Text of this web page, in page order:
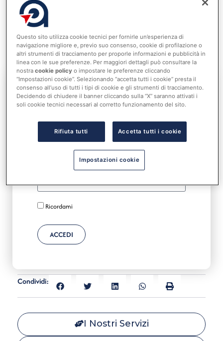
materia di accesso agli atti dei consiglieri
considerando anche il caso di quelli proclamati, ma
non ancora sottoposti alla verifica delle condizioni di
eleggibilità (Parere del 16 ottobre 2024 Dipartimento
per gli affari interni e territoriali).
Accedi al tuo account per
Nome utente o indirizzo email
Ricordami
ACCEDI
Condividi:
I Nostri Servizi
Questo sito utilizza cookie tecnici per fornirle un’esperienza di
navigazione migliore e, previo suo consenso, cookie di profilazione o
altri strumenti di tracciamento per proporle informazioni e pubblicità in
linea con le sue preferenze. Per maggiori dettagli può consultare la
nostracookie policy o impostare le preferenze cliccando
“Impostazioni cookie”. Selezionando “accetta tutti i cookie” presta il
consenso all’uso di tutti i tipi di cookie e gli strumenti di tracciamento.
Decidendo di chiudere il banner cliccando sulla “X” saranno attivati i
soli cookie tecnici necessari al corretto funzionamento del sito.
Rifiuta tutti Accetta tutti i cookie
Impostazioni cookie